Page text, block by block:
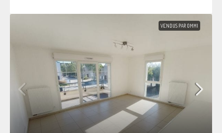
VENDUS PAR OMMI